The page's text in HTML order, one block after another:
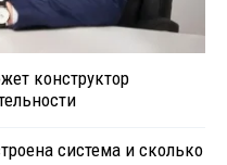
конструктор
система и сколько